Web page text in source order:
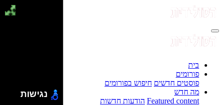
בית
פורומים
פוסטים חדשים חיפוש בפורומים
מה חדש
Featured content הודעות חדשות
נגישות